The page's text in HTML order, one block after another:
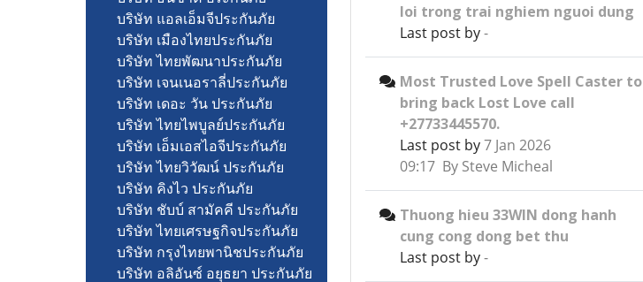
loi trong trai nghiem nguoi dung
Last post by-
Most Trusted Love Spell Caster to
bring back Lost Love call
+27733445570.
Last post by7 Jan 2026
09:17 By Steve Micheal
Thuong hieu 33WIN dong hanh
cung cong dong bet thu
Last post by-
บริษัท แอลเอ็มจีประกันภัย
บริษัท เมืองไทยประกันภัย
บริษัท ไทยพัฒนาประกันภัย
บริษัท เจนเนอราลี่ประกันภัย
บริษัท เดอะ วัน ประกันภัย
บริษัท ไทยไพบูลย์ประกันภัย
บริษัท เอ็มเอสไอจีประกันภัย
บริษัท ไทยวิวัฒน์ ประกันภัย
บริษัท คิงไว ประกันภัย
บริษัท ชับบ์ สามัคคี ประกันภัย
บริษัท ไทยเศรษฐกิจประกันภัย
บริษัท กรุงไทยพานิชประกันภัย
บริษัท อลิอันซ์ อยุธยา ประกันภัย